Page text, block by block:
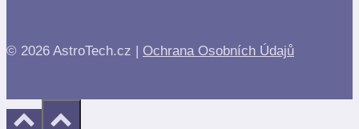
© 2026 AstroTech.cz | Ochrana Osobních Údajů